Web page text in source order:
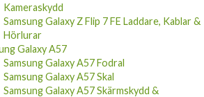
Kameraskydd
Samsung Galaxy Z Flip 7 FE Laddare, Kablar &
Hörlurar
Galaxy A57
Samsung Galaxy A57 Fodral
Samsung Galaxy A57 Skal
Samsung Galaxy A57 Skärmskydd &